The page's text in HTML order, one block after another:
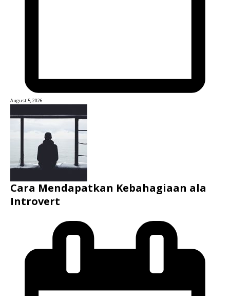
August 5, 2026
Cara Mendapatkan Kebahagiaan ala
Introvert